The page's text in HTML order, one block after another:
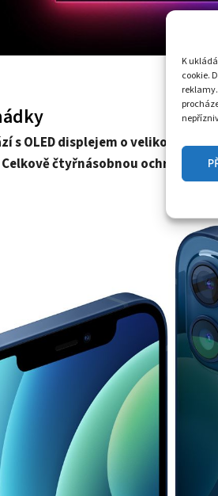
K
cookie.
s OLED displejem o velikosti 6,1”
Celkově čtyřnásobnou ochranu